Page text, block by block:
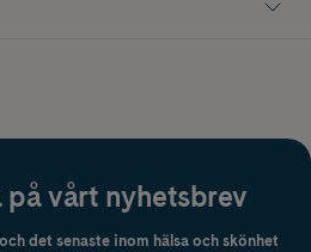
på vårt nyhetsbrev
det senaste inom hälsa och skönhet